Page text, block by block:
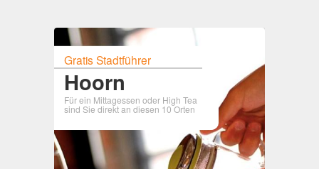
Gratis Stadtführer
Hoorn
Für ein Mittagessen oder High Tea
sind Sie direkt an diesen 10 Orten